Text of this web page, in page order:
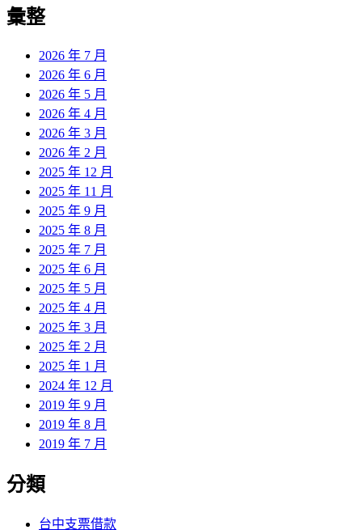
彙整
2026 年 7 月
2026 年 6 月
2026 年 5 月
2026 年 4 月
2026 年 3 月
2026 年 2 月
2025 年 12 月
2025 年 11 月
2025 年 9 月
2025 年 8 月
2025 年 7 月
2025 年 6 月
2025 年 5 月
2025 年 4 月
2025 年 3 月
2025 年 2 月
2025 年 1 月
2024 年 12 月
2019 年 9 月
2019 年 8 月
2019 年 7 月
分類
台中支票借款